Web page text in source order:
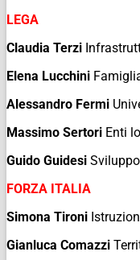
LEGA
Claudia Terzi
Elena Lucchini
Alessandro Fermi
Massimo Sertori Enti
Guido Guidesi
FORZA ITALIA
Simona Tironi
Gianluca Comazzi